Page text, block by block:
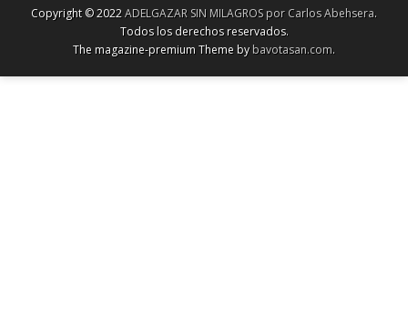
Copyright © 2022ADELGAZAR SIN MILAGROS por Carlos Abehsera.
Todos los derechos reservados.
The magazine-premium Theme bybavotasan.com.